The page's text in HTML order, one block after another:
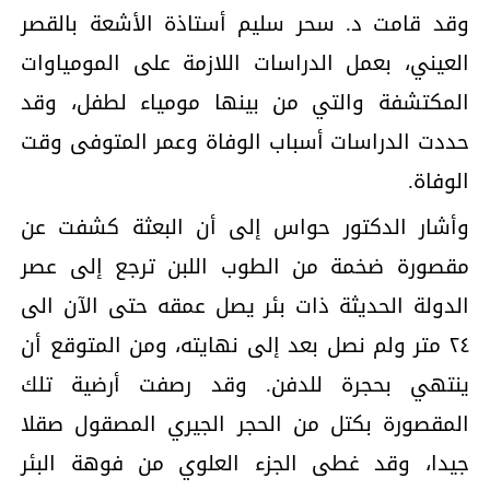
وقد قامت د. سحر سليم أستاذة الأشعة بالقصر
العيني، بعمل الدراسات اللازمة على المومياوات
المكتشفة والتي من بينها مومياء لطفل، وقد
حددت الدراسات أسباب الوفاة وعمر المتوفى وقت
الوفاة.
وأشار الدكتور حواس إلى أن البعثة كشفت عن
مقصورة ضخمة من الطوب اللبن ترجع إلى عصر
الدولة الحديثة ذات بئر يصل عمقه حتى الآن الى
٢٤ متر ولم نصل بعد إلى نهايته، ومن المتوقع أن
ينتهي بحجرة للدفن. وقد رصفت أرضية تلك
المقصورة بكتل من الحجر الجيري المصقول صقلا
جيدا، وقد غطى الجزء العلوي من فوهة البئر